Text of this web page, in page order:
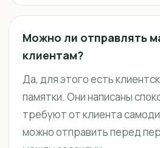
Можно ли отправлять
клиентам?
Да, для этого есть
памятки. Они написаны
требуют от клиента
можно отправить перед